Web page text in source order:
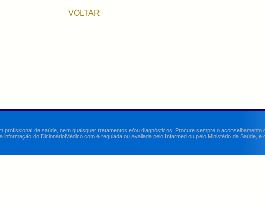
VOLTAR
de saúde, nem quaisquer tratamentos e/ou diagnósticos. Procure sempre o
do DicionárioMédico.com é regulada ou avaliada pelo Infarmed ou pelo Ministério da Saúde,